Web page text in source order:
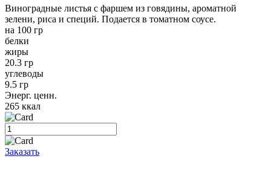
Виноградные листья с фаршем из говядины, ароматной
зелени, риса и специй. Подается в томатном соусе.
на 100 гр
белки
жиры
20.3 гр
углеводы
9.5 гр
Энерг. ценн.
265 ккал
Заказать